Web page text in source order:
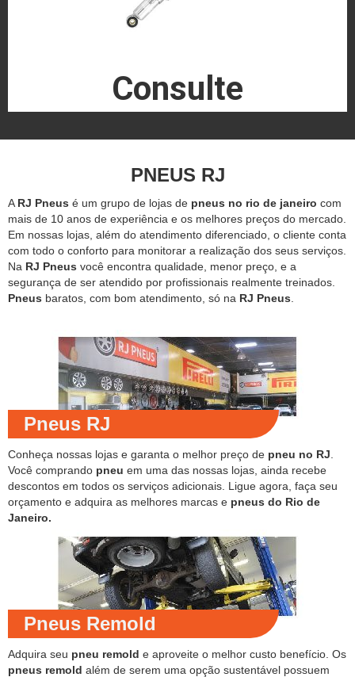
Consulte
PNEUS RJ
A RJ Pneus é um grupo de lojas de pneus no rio de janeiro com
mais de 10 anos de experiência e os melhores preços do mercado.
Em nossas lojas, além do atendimento diferenciado, o cliente conta
com todo o conforto para monitorar a realização dos seus serviços.
Na RJ Pneus você encontra qualidade, menor preço, e a
segurança de ser atendido por profissionais realmente treinados.
Pneus baratos, com bom atendimento, só na RJ Pneus
Pneus RJ
Conheça nossas lojas e garanta o melhor preço de pneu no RJ
Você comprando pneu em uma das nossas lojas, ainda recebe
descontos em todos os serviços adicionais. Ligue agora, faça seu
orçamento e adquira as melhores marcas e pneus do Rio de
Janeiro.
Pneus Remold
Adquira seu pneu remold e aproveite o melhor custo benefício. Os
pneus remold além de serem uma opção sustentável possuem